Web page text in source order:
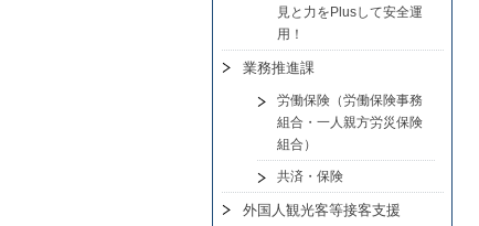
見と力をPlusして安全運
用！
業務推進課
労働保険（労働保険事務
組合・一人親方労災保険
組合）
共済・保険
外国人観光客等接客支援